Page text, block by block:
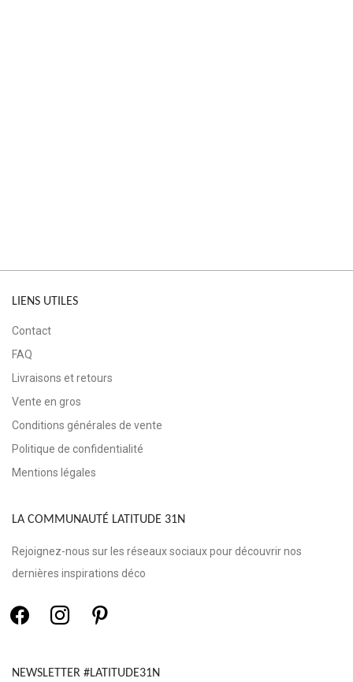
LIENS UTILES
Contact
FAQ
Livraisons et retours
Vente en gros
Conditions générales de vente
Politique de confidentialité
Mentions légales
LA COMMUNAUTÉ LATITUDE 31N
Rejoignez-nous sur les réseaux sociaux pour découvrir nos
dernières inspirations déco
NEWSLETTER #LATITUDE31N